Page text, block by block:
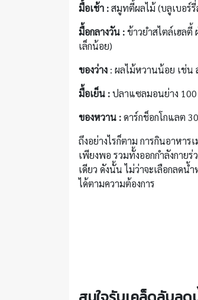
มื้อเช้า :สมูทตี้ผลไม้ (บลูเบอร์
มื้อกลางวัน :ข้าวยำสไตล์เฮลตี้
เล็กน้อย)
ของว่าง : ผลไม้หวานน้อย เช่น
มื้อเย็น :ปลาแซลมอนย่าง
ของหวาน :ดาร์กช็อกโกแลต
ถึงอย่างไรก็ตาม การกินอาหา
เพียงพอ รวมทั้งออกกำลังกาย
เดียว ดังนั้น ไม่ว่าจะเลือกลด
ได้ตามความต้องการ